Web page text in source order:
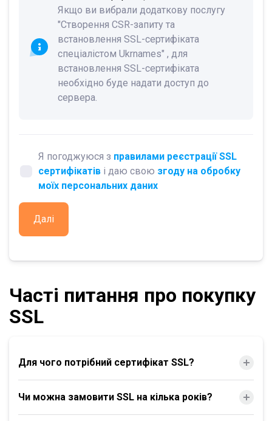
Якщо ви вибрали додаткову послугу
"Створення CSR-запиту та
встановлення SSL-сертифіката
спеціалістом Ukrnames" , для
встановлення SSL-сертифіката
необхідно буде надати доступ до
сервера.
Далі
Я погоджуюся з правилами реєстрації SSL
сертифікатів і даю свою згоду на обробку
моїх персональних даних
Часті питання про покупку
SSL
Для чого потрібний сертифікат SSL?
Чи можна замовити SSL на кілька років?